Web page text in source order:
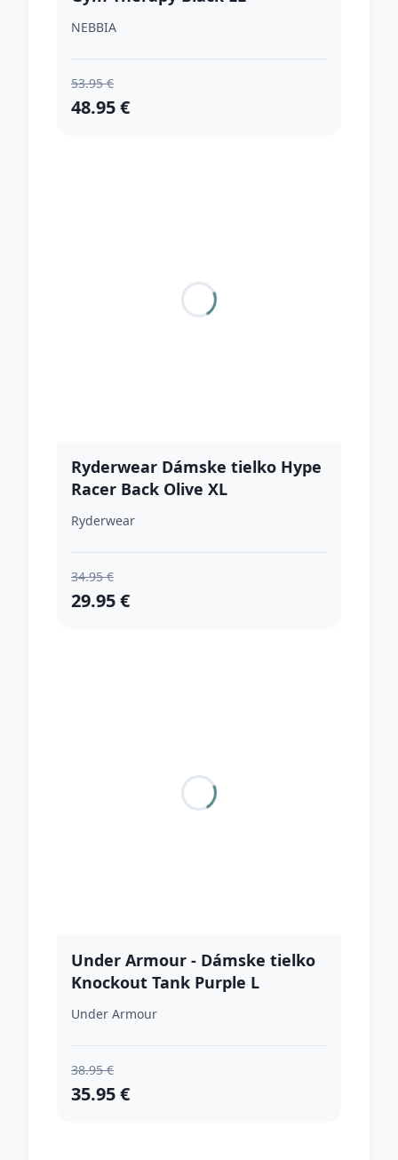
NEBBIA
53.95 €
48.95 €
Ryderwear Dámske tielko Hype
Racer Back Olive XL
Ryderwear
34.95 €
29.95 €
Under Armour - Dámske tielko
Knockout Tank Purple L
Under Armour
38.95 €
35.95 €